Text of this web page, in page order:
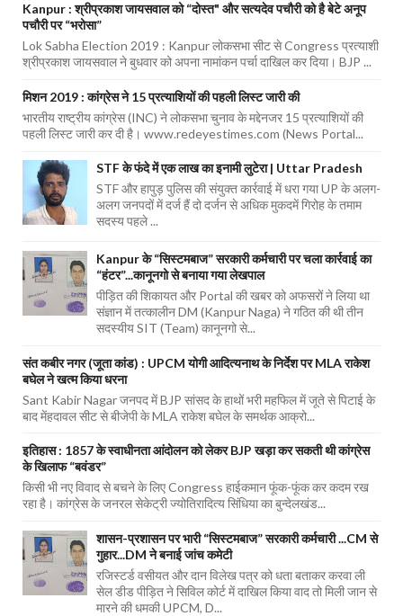
Kanpur : श्रीप्रकाश जायसवाल को “दोस्त" और सत्यदेव पचौरी को है बेटे अनूप
पचौरी पर “भरोसा”
Lok Sabha Election 2019 : Kanpur लोकसभा सीट से Congress प्रत्याशी
श्रीप्रकाश जायसवाल ने बुधवार को अपना नामांकन पर्चा दाखिल कर दिया। BJP ...
मिशन 2019 : कांग्रेस ने 15 प्रत्याशियों की पहली लिस्ट जारी की
भारतीय राष्ट्रीय कांग्रेस (INC) ने लोकसभा चुनाव के मद्देनजर 15 प्रत्याशियों की
पहली लिस्ट जारी कर दी है। www.redeyestimes.com (News Portal...
STF के फंदे में एक लाख का इनामी लुटेरा | Uttar Pradesh
STF और हापुड़ पुलिस की संयुक्त कार्रवाई में धरा गया UP के अलग-
अलग जनपदों में दर्ज हैं दो दर्जन से अधिक मुकदमें गिरोह के तमाम
सदस्य पहले ...
Kanpur के “सिस्टमबाज” सरकारी कर्मचारी पर चला कार्रवाई का
“हंटर”...कानूनगो से बनाया गया लेखपाल
पीड़ित की शिकायत और Portal की खबर को अफसरों ने लिया था
संज्ञान में तत्कालीन DM (Kanpur Naga) ने गठित की थी तीन
सदस्यीय SIT (Team) कानूनगो से...
संत कबीर नगर (जूता कांड) : UPCM योगी आदित्यनाथ के निर्देश पर MLA राकेश
बघेल ने खत्म किया धरना
Sant Kabir Nagar जनपद में BJP सांसद के हाथों भरी महफिल में जूते से पिटाई के
बाद मेंहदावल सीट से बीजेपी के MLA राकेश बघेल के समर्थक आक्रो...
इतिहास : 1857 के स्वाधीनता आंदोलन को लेकर BJP खड़ा कर सकती थी कांग्रेस
के खिलाफ “बवंडर”
किसी भी नए विवाद से बचने के लिए Congress हाईकमान फूंक-फूंक कर कदम रख
रहा है। कांग्रेस के जनरल सेकेट्री ज्योतिरादित्य सिंधिया का बुन्देलखंड...
शासन-प्रशासन पर भारी “सिस्टमबाज” सरकारी कर्मचारी ...CM से
गुहार...DM ने बनाई जांच कमेटी
रजिस्टर्ड वसीयत और दान विलेख पत्र को धता बताकर करवा ली
सेल डीड पीड़ित ने सिविल कोर्ट में दाखिल किया वाद तो मिली जान से
मारने की धमकी UPCM, D...